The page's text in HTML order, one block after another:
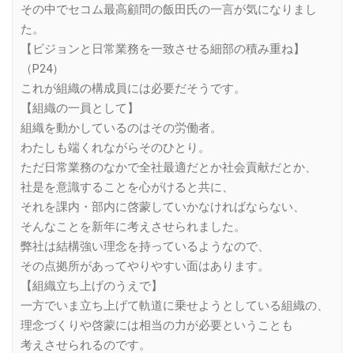
その中でセコム最高顧問の飯田氏の一言が気になりまし
た。
【ビジョンと日常業務を一致させる細部の積み重ね】
（P24）
これが組織の構成員には必要だそうです。
【組織の一員として】
組織を動かしているのはその労働者。
わたしも端くれながらそのひとり。
ただ日常業務のなかで全社最適だとか社会貢献だとか、
社是を意識することを心がけると共に、
それを課内・部内に啓蒙していかなければならない、
そんなことを新年に考えさせられました。
弊社は結構強い理念を持っているようなので、
その点拠所があってやりやすい面はあります。
【組織立ち上げのうえで】
一方でいま立ち上げて軌道に乗せようとしている組織の、
理念づくりや啓蒙には相当の力が必要ということも
考えさせられるのです。